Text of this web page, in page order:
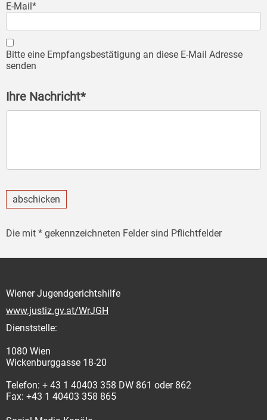
E-Mail*
Bitte eine Empfangsbestätigung an diese E-Mail Adresse
senden
Ihre Nachricht*
abschicken
Die mit * gekennzeichneten Felder sind Pflichtfelder
Wiener Jugendgerichtshilfe
www.justiz.gv.at/WrJGH
Dienststelle:
1080 Wien
Wickenburggasse 18-20
Telefon: + 43 1 40403 358 DW 861 oder 862
Fax: +43 1 40403 358 865